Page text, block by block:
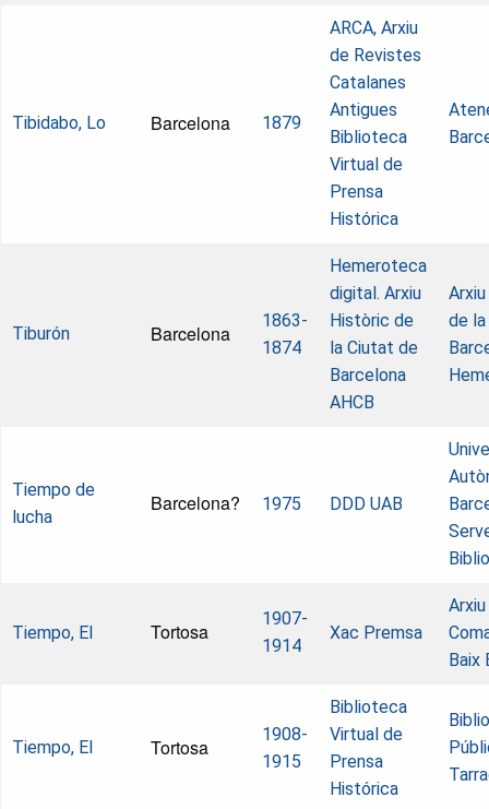
Tibidabo, Lo Barcelona 1879
ARCA, Arxiu
de Revistes
Catalanes
Antigues
Biblioteca
Virtual de
Prensa
Histórica
Tiburón Barcelona
1863-
1874
Hemeroteca
digital. Arxiu
Històric de
la Ciutat de
Barcelona
AHCB
de
Tiempo de
lucha
Barcelona? 1975 DDD UAB
Tiempo, El Tortosa
1907-
1914
Xac Premsa
Arxiu
Baix
Tiempo, El Tortosa
1908-
1915
Biblioteca
Virtual de
Prensa
Histórica